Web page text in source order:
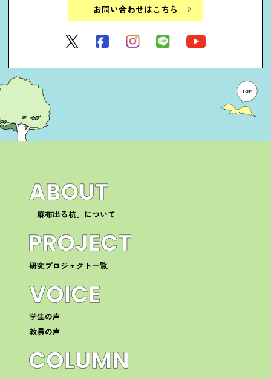
お問い合わせはこちら
「麻布出る杭」について
研究プロジェクト一覧
学生の声
教員の声